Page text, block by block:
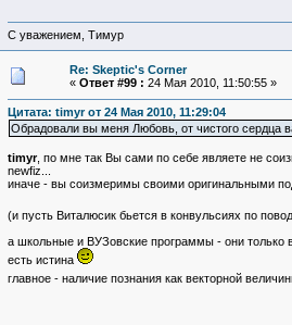
С уважением, Тимур
Re: Skeptic's Corner
« Ответ #99 : 24 Мая 2010, 11:50:55 »
Цитата: timyr от 24 Мая 2010, 11:29:04
Обрадовали вы меня Любовь, от чистого сердца
timyr, по мне так Вы сами по себе являете не
newfiz...
иначе - вы соизмеримы своими оригинальными
(и пусть Виталюсик бьется в конвульсиях по
а школьные и ВУЗовские программы - они только
есть истина
главное - наличие познания как векторной